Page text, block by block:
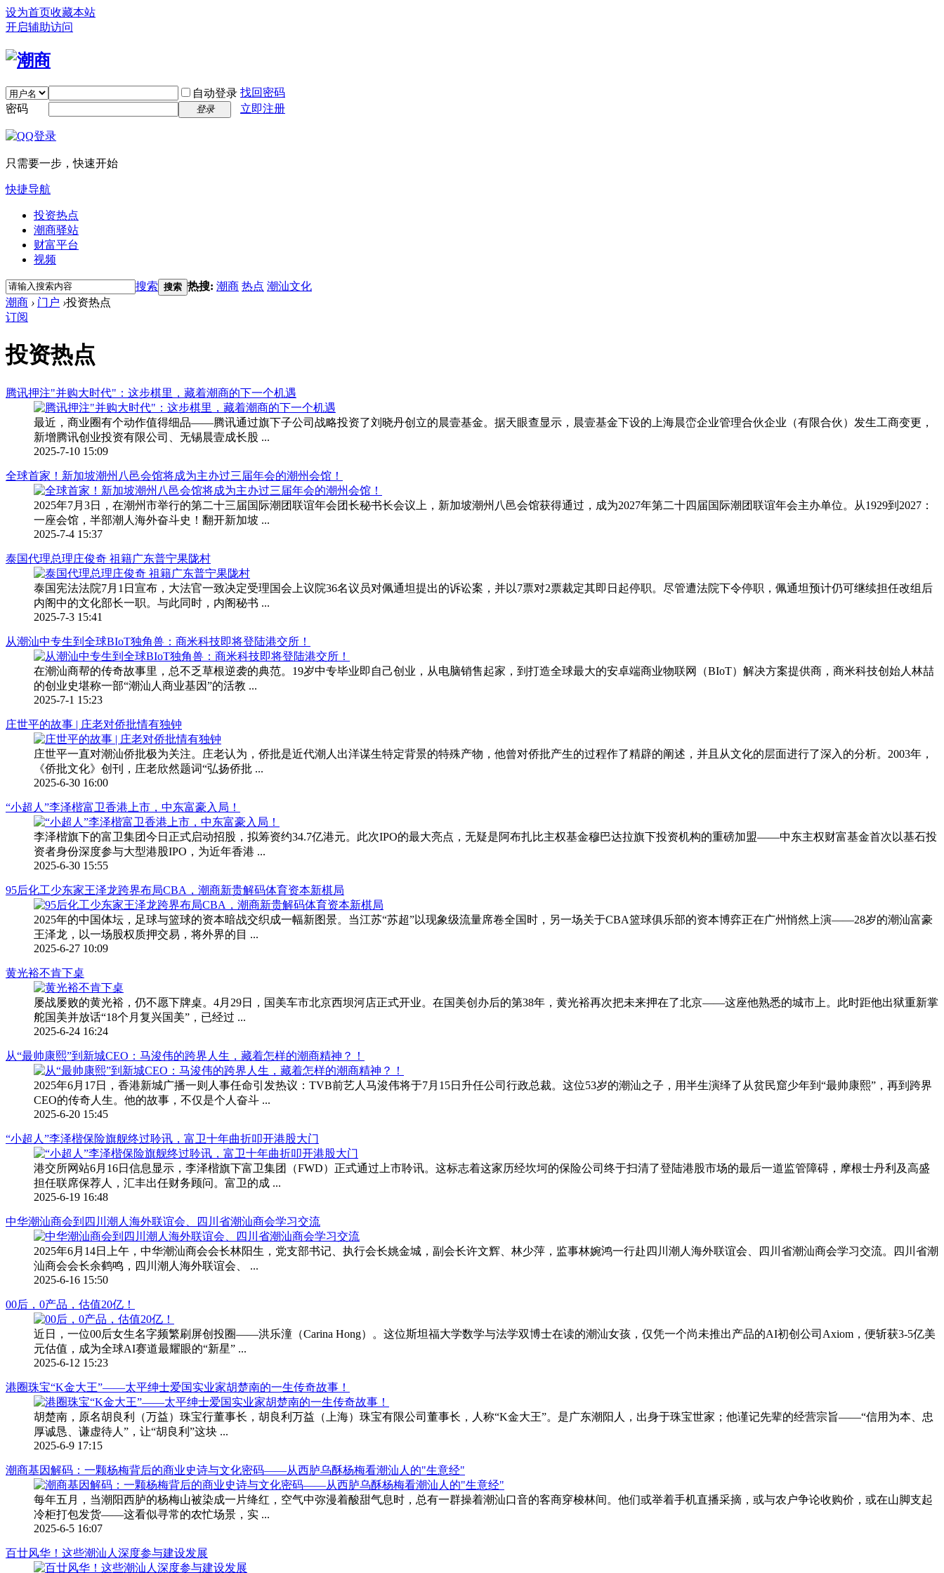
设为首页收藏本站
开启辅助访问
自动登录 找回密码
密码
登录 立即注册
只需要一步，快速开始
快捷导航
投资热点
潮商驿站
财富平台
视频
搜索 搜索 热搜: 潮商 热点 潮汕文化
潮商 › 门户 ›投资热点
订阅
投资热点
腾讯押注"并购大时代"：这步棋里，藏着潮商的下一个机遇
最近，商业圈有个动作值得细品——腾讯通过旗下子公司战略投资了刘晓丹创立的晨壹基金。据天眼查显示，晨壹基金下设的上海晨峦企业管理合伙企业（有限合伙）发生工商变更，
新增腾讯创业投资有限公司、无锡晨壹成长股 ...
2025-7-10 15:09
全球首家！新加坡潮州八邑会馆将成为主办过三届年会的潮州会馆！
2025年7月3日，在潮州市举行的第二十三届国际潮团联谊年会团长秘书长会议上，新加坡潮州八邑会馆获得通过，成为2027年第二十四届国际潮团联谊年会主办单位。从1929到2027：
一座会馆，半部潮人海外奋斗史！翻开新加坡 ...
2025-7-4 15:37
泰国代理总理庄俊奇 祖籍广东普宁果陇村
泰国宪法法院7月1日宣布，大法官一致决定受理国会上议院36名议员对佩通坦提出的诉讼案，并以7票对2票裁定其即日起停职。尽管遭法院下令停职，佩通坦预计仍可继续担任改组后
内阁中的文化部长一职。与此同时，内阁秘书 ...
2025-7-3 15:41
从潮汕中专生到全球BIoT独角兽：商米科技即将登陆港交所！
在潮汕商帮的传奇故事里，总不乏草根逆袭的典范。19岁中专毕业即自己创业，从电脑销售起家，到打造全球最大的安卓端商业物联网（BIoT）解决方案提供商，商米科技创始人林喆
的创业史堪称一部“潮汕人商业基因”的活教 ...
2025-7-1 15:23
庄世平的故事 | 庄老对侨批情有独钟
庄世平一直对潮汕侨批极为关注。庄老认为，侨批是近代潮人出洋谋生特定背景的特殊产物，他曾对侨批产生的过程作了精辟的阐述，并且从文化的层面进行了深入的分析。2003年，
《侨批文化》创刊，庄老欣然题词“弘扬侨批 ...
2025-6-30 16:00
“小超人”李泽楷富卫香港上市，中东富豪入局！
李泽楷旗下的富卫集团今日正式启动招股，拟筹资约34.7亿港元。此次IPO的最大亮点，无疑是阿布扎比主权基金穆巴达拉旗下投资机构的重磅加盟——中东主权财富基金首次以基石投
资者身份深度参与大型港股IPO，为近年香港 ...
2025-6-30 15:55
95后化工少东家王泽龙跨界布局CBA，潮商新贵解码体育资本新棋局
2025年的中国体坛，足球与篮球的资本暗战交织成一幅新图景。当江苏“苏超”以现象级流量席卷全国时，另一场关于CBA篮球俱乐部的资本博弈正在广州悄然上演——28岁的潮汕富豪
王泽龙，以一场股权质押交易，将外界的目 ...
2025-6-27 10:09
黄光裕不肯下桌
屡战屡败的黄光裕，仍不愿下牌桌。4月29日，国美车市北京西坝河店正式开业。在国美创办后的第38年，黄光裕再次把未来押在了北京——这座他熟悉的城市上。此时距他出狱重新掌
舵国美并放话“18个月复兴国美”，已经过 ...
2025-6-24 16:24
从“最帅康熙”到新城CEO：马浚伟的跨界人生，藏着怎样的潮商精神？！
2025年6月17日，香港新城广播一则人事任命引发热议：TVB前艺人马浚伟将于7月15日升任公司行政总裁。这位53岁的潮汕之子，用半生演绎了从贫民窟少年到“最帅康熙”，再到跨界
CEO的传奇人生。他的故事，不仅是个人奋斗 ...
2025-6-20 15:45
“小超人”李泽楷保险旗舰终过聆讯，富卫十年曲折叩开港股大门
港交所网站6月16日信息显示，李泽楷旗下富卫集团（FWD）正式通过上市聆讯。这标志着这家历经坎坷的保险公司终于扫清了登陆港股市场的最后一道监管障碍，摩根士丹利及高盛
担任联席保荐人，汇丰出任财务顾问。富卫的成 ...
2025-6-19 16:48
中华潮汕商会到四川潮人海外联谊会、四川省潮汕商会学习交流
2025年6月14日上午，中华潮汕商会会长林阳生，党支部书记、执行会长姚金城，副会长许文辉、林少萍，监事林婉鸿一行赴四川潮人海外联谊会、四川省潮汕商会学习交流。四川省潮
汕商会会长余鹤鸣，四川潮人海外联谊会、 ...
2025-6-16 15:50
00后，0产品，估值20亿！
近日，一位00后女生名字频繁刷屏创投圈——洪乐潼（Carina Hong）。这位斯坦福大学数学与法学双博士在读的潮汕女孩，仅凭一个尚未推出产品的AI初创公司Axiom，便斩获3-5亿美
元估值，成为全球AI赛道最耀眼的“新星” ...
2025-6-12 15:23
港圈珠宝“K金大王”——太平绅士爱国实业家胡楚南的一生传奇故事！
胡楚南，原名胡良利（万益）珠宝行董事长，胡良利万益（上海）珠宝有限公司董事长，人称“K金大王”。是广东潮阳人，出身于珠宝世家；他谨记先辈的经营宗旨——“信用为本、忠
厚诚恳、谦虚待人”，让“胡良利”这块 ...
2025-6-9 17:15
潮商基因解码：一颗杨梅背后的商业史诗与文化密码——从西胪乌酥杨梅看潮汕人的"生意经"
每年五月，当潮阳西胪的杨梅山被染成一片绛红，空气中弥漫着酸甜气息时，总有一群操着潮汕口音的客商穿梭林间。他们或举着手机直播采摘，或与农户争论收购价，或在山脚支起
冷柜打包发货——这看似寻常的农忙场景，实 ...
2025-6-5 16:07
百廿风华！这些潮汕人深度参与建设发展